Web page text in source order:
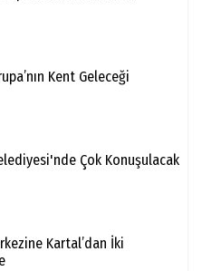
Kent Geleceği
Çok Konuşulacak
Kartal’dan İki